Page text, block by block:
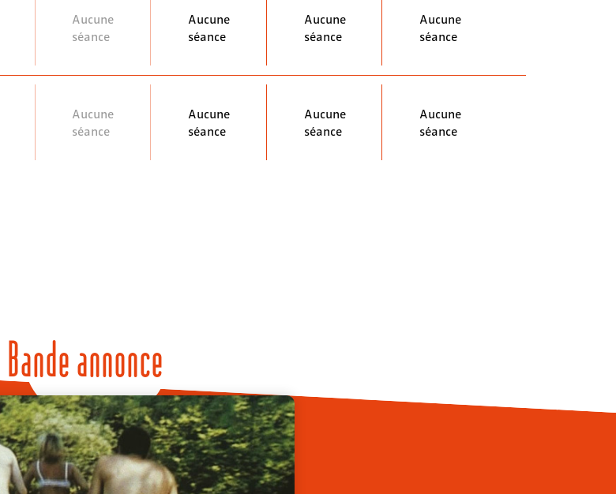
Aucune
séance
Aucune
séance
Aucune
séance
Aucune
séance
Aucune
séance
Aucune
séance
Aucune
séance
Aucune
séance
Bande annonce